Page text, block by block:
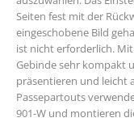
Seiten fest mit der
eingeschobene Bild
ist nicht erforderlich.
Gebinde sehr kompakt
präsentieren und leicht
Passepartouts
901-W und montieren